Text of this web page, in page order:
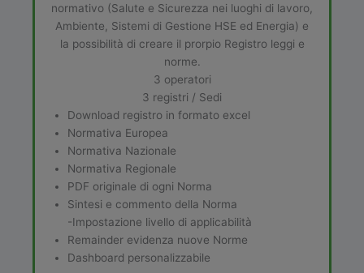
normativo (Salute e Sicurezza nei luoghi di lavoro,
Ambiente, Sistemi di Gestione HSE ed Energia) e
la possibilità di creare il prorpio Registro leggi e
norme.
3 operatori
3 registri / Sedi
Download registro in formato excel
Normativa Europea
Normativa Nazionale
Normativa Regionale
PDF originale di ogni Norma
Sintesi e commento della Norma
-Impostazione livello di applicabilità
Remainder evidenza nuove Norme
Dashboard personalizzabile